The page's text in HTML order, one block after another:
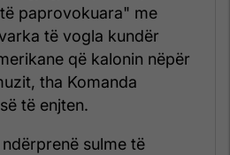
paprovokuara" me
të vogla kundër
që kalonin nëpër
tha Komanda
të enjten.
sulme të